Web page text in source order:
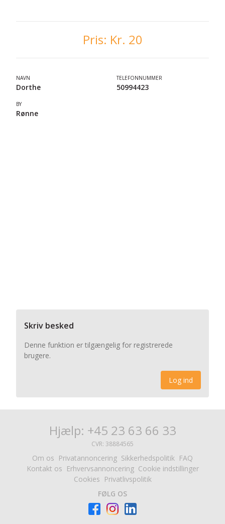
Pris: Kr. 20
NAVN
Dorthe
TELEFONNUMMER
50994423
BY
Rønne
Skriv besked
Denne funktion er tilgængelig for registrerede
brugere.
Log ind
Hjælp: +45 23 63 66 33
CVR: 38884565
Om os Privatannoncering Sikkerhedspolitik FAQ
Kontakt os Erhvervsannoncering Cookie indstillinger
Cookies Privatlivspolitik
FØLG OS